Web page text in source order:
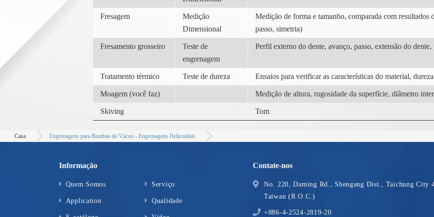
Fresagem
Medição
Dimensional
Medição de forma e tamanho, comparada com
passo, simetria)
Fresamento grosseiro
Teste de
engrenagem
Perfil externo do dente, avanço, passo, extensão do
Tratamento térmico Teste de dureza Ensaios para verificar as características do material,
Moagem (você faz) Medição de altura, rugosidade da superfície, diâmetro
Skiving Tom
Casa Engrenagens para Bombas de Vácuo - Engrenagens Helicoidais
Informação
Quem Somos Serviço
Application Qualidade
Contate-nos
No. 220, Daming Rd., Shengang Dist., Taichung City
Taiwan (R.O.C.)
+886-4-2524-2819-20